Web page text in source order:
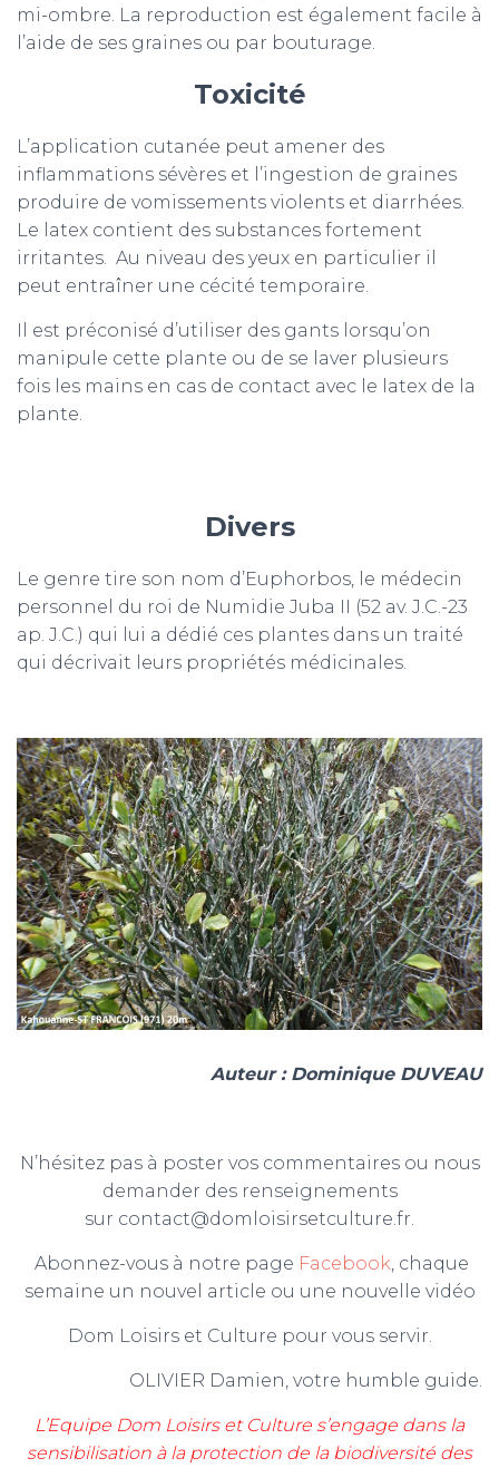
mi-ombre. La reproduction est également facile à
l’aide de ses graines ou par bouturage.
Toxicité
L’application cutanée peut amener des
inflammations sévères et l’ingestion de graines
produire de vomissements violents et diarrhées.
Le latex contient des substances fortement
irritantes. Au niveau des yeux en particulier il
peut entraîner une cécité temporaire.
Il est préconisé d’utiliser des gants lorsqu’on
manipule cette plante ou de se laver plusieurs
fois les mains en cas de contact avec le latex de la
plante.
Divers
Le genre tire son nom d’Euphorbos, le médecin
personnel du roi de Numidie Juba II (52 av. J.C.-23
ap. J.C.) qui lui a dédié ces plantes dans un traité
qui décrivait leurs propriétés médicinales.
Auteur : Dominique DUVEAU
N’hésitez pas à poster vos commentaires ou nous
demander des renseignements
sur contact@domloisirsetculture.fr.
Abonnez-vous à notre page Facebook, chaque
semaine un nouvel article ou une nouvelle vidéo
Dom Loisirs et Culture pour vous servir.
OLIVIER Damien, votre humble guide.
L’Equipe Dom Loisirs et Culture s’engage dans la
sensibilisation à la protection de la biodiversité des